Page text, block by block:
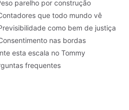
parelho por construção
que todo mundo vê
como bem de justiça
nas bordas
esta escala no Tommy
frequentes